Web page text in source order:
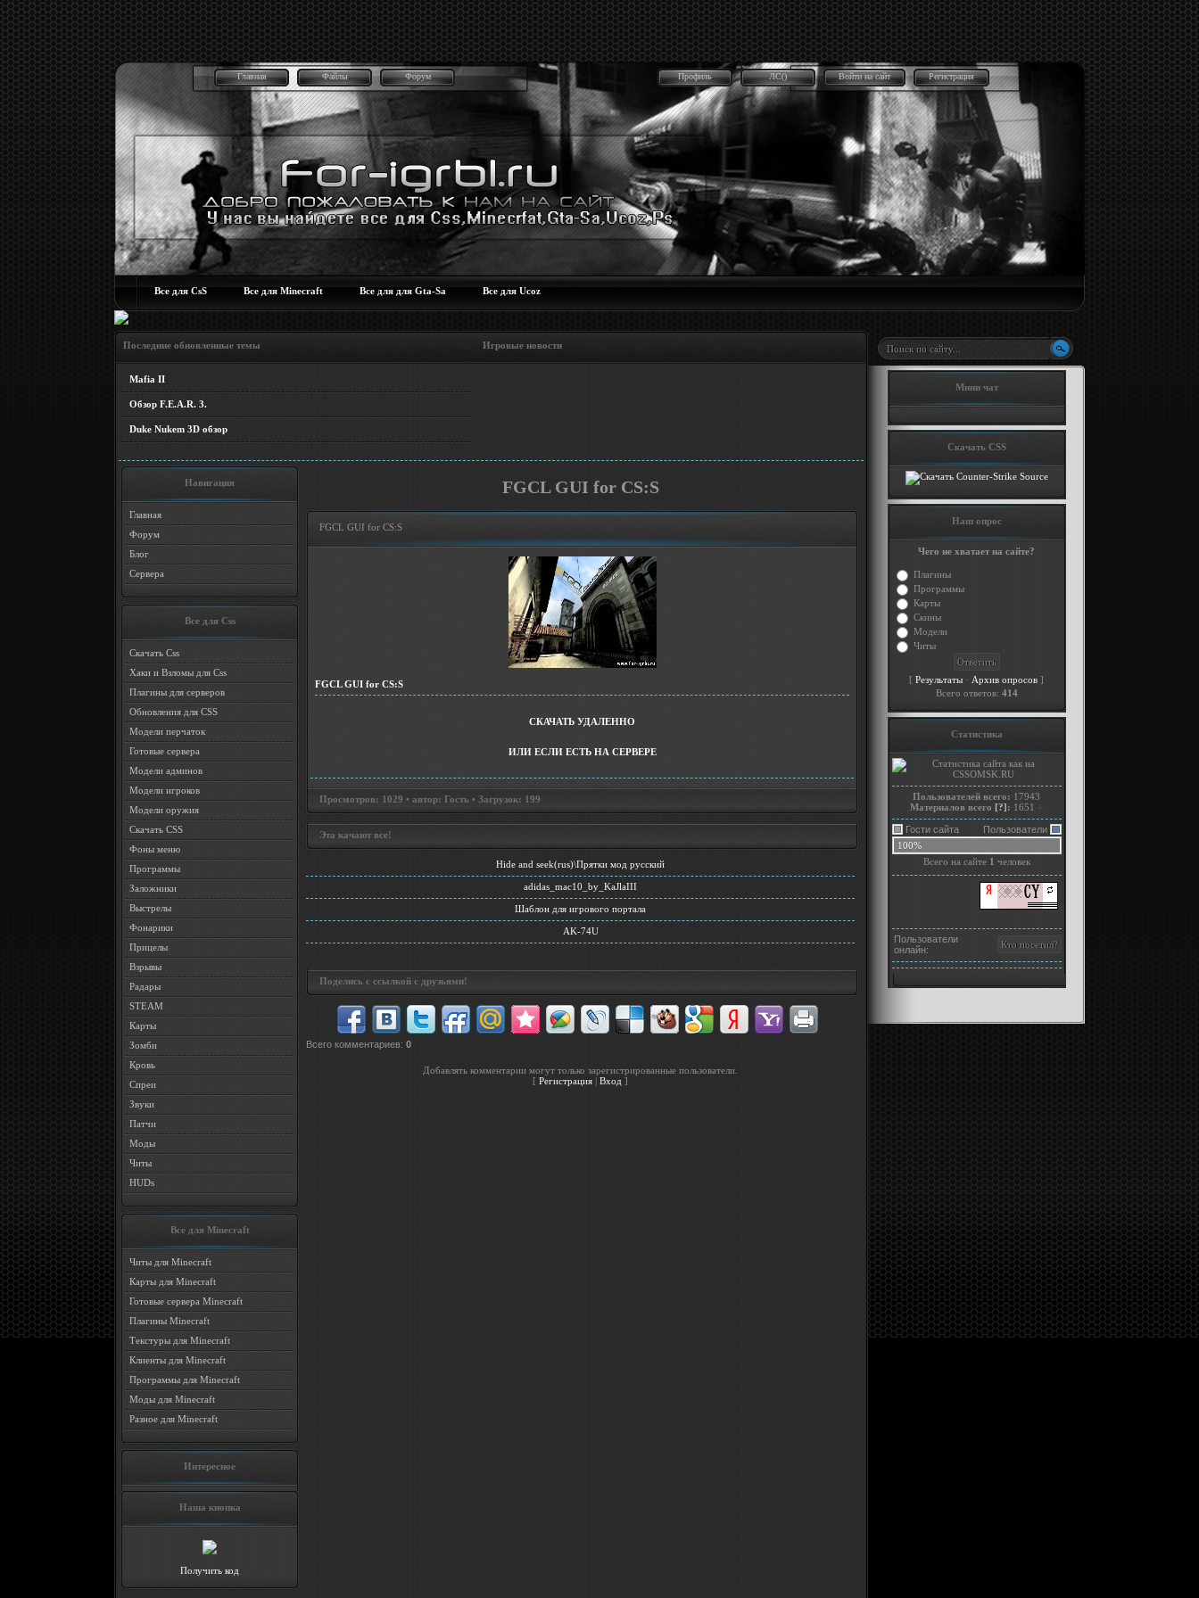
Главная Файлы Форум Профиль ЛС() Войти на сайт Регистрация
Все для CsS Все для Minecraft Все для для Gta-Sa Все для Ucoz
Последние обновленные темы Игровые новости
Mafia II
Обзор F.E.A.R. 3.
Duke Nukem 3D обзор
Навигация
Главная
Форум
Блог
Сервера
Все для Css
Скачать Css
Хаки и Взломы для Css
Плагины для серверов
Обновления для CSS
Модели перчаток
Готовые сервера
Модели админов
Модели игроков
Модели оружия
Скачать CSS
Фоны меню
Программы
Заложники
Выстрелы
Фонарики
Прицелы
Взрывы
Радары
STEAM
Карты
Зомби
Кровь
Спреи
Звуки
Патчи
Моды
Читы
HUDs
Все для Minecraft
Читы для Minecraft
Карты для Minecraft
Готовые сервера Minecraft
Плагины Minecraft
Текстуры для Minecraft
Клиенты для Minecraft
Программы для Minecraft
Моды для Minecraft
Разное для Minecraft
Интересное
Наша кнопка
Получить код
FGCL GUI for CS:S
FGCL GUI for CS:S
FGCL GUI for CS:S
СКАЧАТЬ УДАЛЕННО
ИЛИ ЕСЛИ ЕСТЬ НА СЕРВЕРЕ
Просмотров: 1029 • автор: Гость • Загрузок: 199
Эта качают все!
Hide and seek(rus)\Прятки мод русский
adidas_mac10_by_KaJlaIII
Шаблон для игрового портала
AK-74U
Поделись с ссылкой с друзьями!
Всего комментариев: 0
Добавлять комментарии могут только зарегистрированные пользователи.
[ Регистрация Вход ]
Мини чат
Скачать CSS
Наш опрос
Чего не хватает на сайте?
Плагины
Программы
Карты
Скины
Модели
Читы
[ Результаты · Архив опросов ]
Всего ответов: 414
Статистика
Пользователей всего: 17943
Материалов всего [?]: 1651 +
Гости сайта
Пользователи
100%
Всего на сайте 1 человек
Пользователи
онлайн: